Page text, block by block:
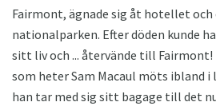
Fairmont, ägnade sig åt hotellet och
nationalparken. Efter döden kunde
sitt liv och ... återvände till
som heter Sam Macaul möts ibland
han tar med sig sitt bagage till det